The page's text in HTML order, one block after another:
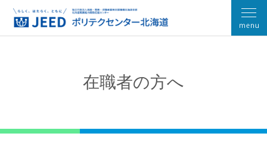
在職者の方へ